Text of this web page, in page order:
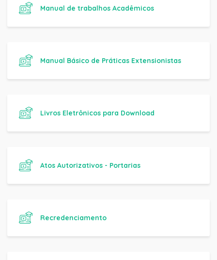
Manual de trabalhos Acadêmicos
Manual Básico de Práticas Extensionistas
Livros Eletrônicos para Download
Atos Autorizativos - Portarias
Recredenciamento